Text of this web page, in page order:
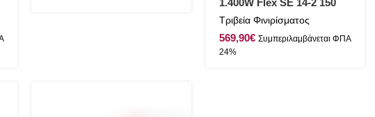
1.400W Flex SE 14-2 150
SUPRAFLEX
Τριβεία Φινιρίσματος
€